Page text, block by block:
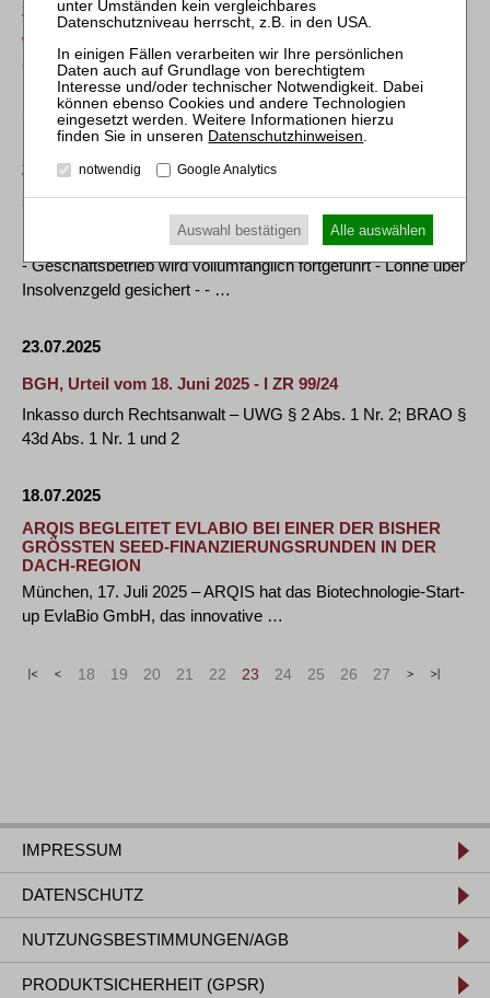
28.07.2025
WFW FESTIGT WIRTSCHAFTLICHEN ERFOLG UND
STÄRKT POSITION IM DEUTSCHEN MARKT
Die internationale Anwaltskanzlei Watson Farley & Williams
(„WFW“) hat das Geschäftsjahr zum …
23.07.2025
STÜRTZ MASCHINENBAU GMBH - HERSTELLER VON
MASCHINEN FÜR KUNSTSTOFF-FENSTER STELLT
INSOLVENZANTRAG
- Geschäftsbetrieb wird vollumfänglich fortgeführt - Löhne über
Insolvenzgeld gesichert - - …
23.07.2025
BGH, Urteil vom 18. Juni 2025 - I ZR 99/24
Inkasso durch Rechtsanwalt – UWG § 2 Abs. 1 Nr. 2; BRAO §
43d Abs. 1 Nr. 1 und 2
18.07.2025
ARQIS BEGLEITET EVLABIO BEI EINER DER BISHER
GRÖSSTEN SEED-FINANZIERUNGSRUNDEN IN DER D
ACH-REGION
München, 17. Juli 2025 – ARQIS hat das Biotechnologie-Start-
up EvlaBio GmbH, das innovative …
« < 18 19 20 21 22 23 24 25 26 27 > »
IMPRESSUM
DATENSCHUTZ
NUTZUNGSBESTIMMUNGEN/AGB
PRODUKTSICHERHEIT (GPSR)
Datenschutzhinweisen
notwendig Google Analytics
Auswahl bestätigen Alle auswählen